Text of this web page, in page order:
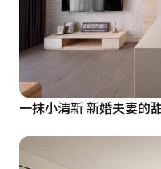
一抹小清新 新婚夫妻的